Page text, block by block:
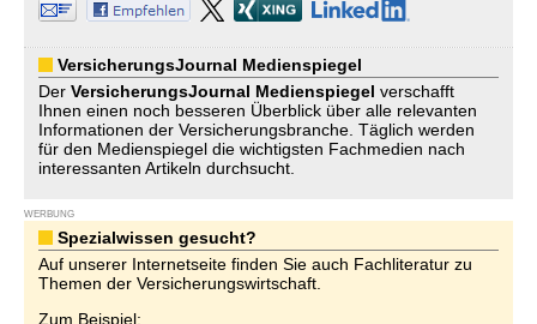
VersicherungsJournal Medienspiegel
Der VersicherungsJournal Medienspiegel verschafft
Ihnen einen noch besseren Überblick über alle relevanten
Informationen der Versicherungsbranche. Täglich werden
für den Medienspiegel die wichtigsten Fachmedien nach
interessanten Artikeln durchsucht.
WERBUNG
Spezialwissen gesucht?
Auf unserer Internetseite finden Sie auch Fachliteratur zu
Themen der Versicherungswirtschaft.
Zum Beispiel: